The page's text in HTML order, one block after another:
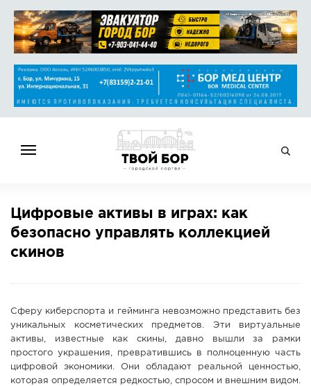
НОВОСТИ
СПРАВОЧНИК
СПРАВКА
КАМЕРЫ
КОНКУРСЫ
Цифровые активы в играх: как
безопасно управлять коллекцией
скинов
Сферу киберспорта и гейминга невозможно представить без
уникальных косметических предметов. Эти виртуальные
активы, известные как скины, давно вышли за рамки
простого украшения, превратившись в полноценную часть
цифровой экономики. Они обладают реальной ценностью,
которая определяется редкостью, спросом и внешним видом.